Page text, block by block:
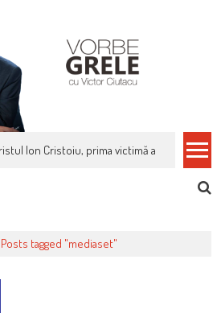
Ion Cristoiu, prima victimă a noi
Posts tagged "mediaset"